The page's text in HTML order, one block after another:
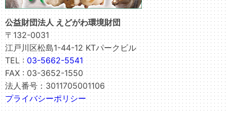
公益財団法人 えどがわ環境財団
〒132-0031
江戸川区松島1-44-12 KTパークビル
TEL :03-5662-5541
FAX : 03-3652-1550
法人番号：3011705001106
プライバシーポリシー